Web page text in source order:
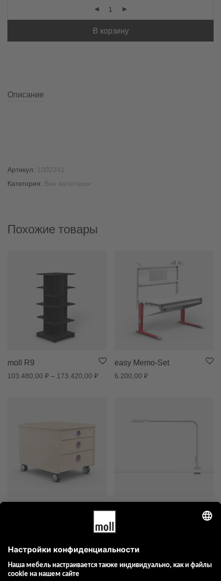
В корзину
Описание
Артикул: 1002241
Категория: Вне категории
Похожие товары
moll R9
103.480,00 ₽ – 173.420,00 ₽Диапазон цен: 103.480,00 ₽ –
easy Memo-Set
6.200,00 ₽
moll Flexlight